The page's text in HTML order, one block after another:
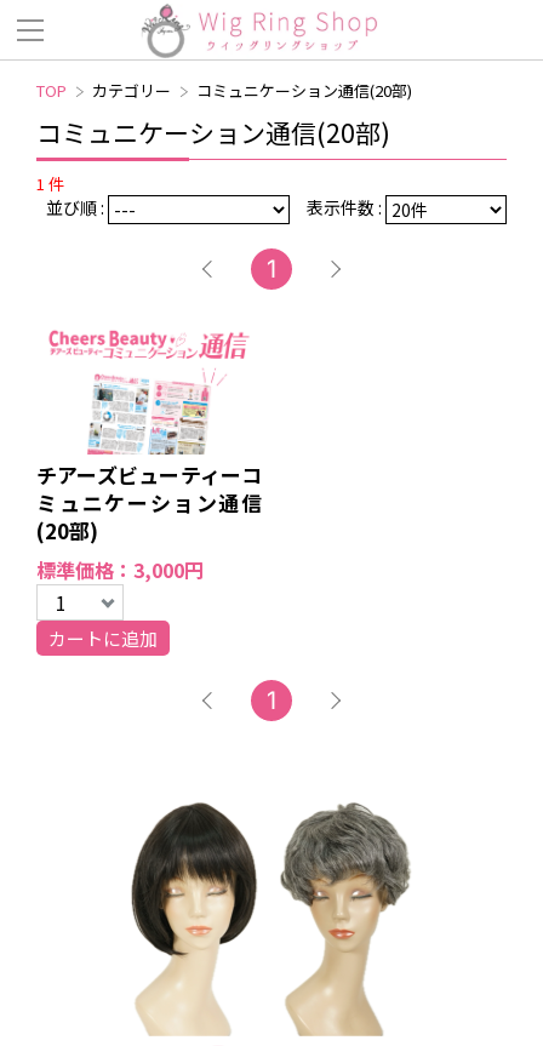
TOP カテゴリー コミュニケーション通信(20部)
コミュニケーション通信(20部)
1 件
並び順 : 表示件数 :
1
チアーズビューティーコ
ミュニケーション通信
(20部)
標準価格：3,000円
カートに追加
1